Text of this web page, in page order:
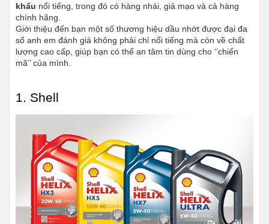
khẩu nổi tiếng, trong đó có hàng nhái, giả mạo và cả hàng
chính hãng.
Giới thiệu đến bạn một số thương hiệu dầu nhớt được đại đa
số anh em đánh giá không phải chỉ nổi tiếng mà còn về chất
lượng cao cấp, giúp bạn có thể an tâm tin dùng cho ‘’chiến
mã’’ của mình.
1. Shell